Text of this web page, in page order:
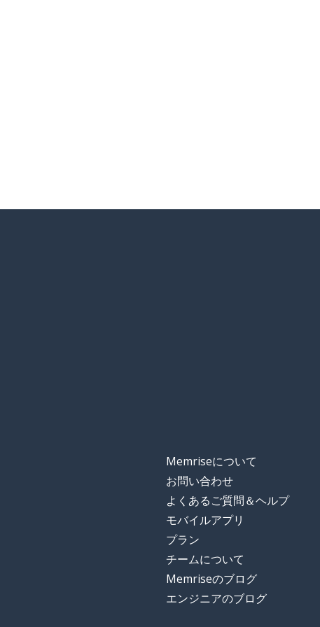
Memriseについて
お問い合わせ
よくあるご質問＆ヘルプ
モバイルアプリ
プラン
チームについて
Memriseのブログ
エンジニアのブログ